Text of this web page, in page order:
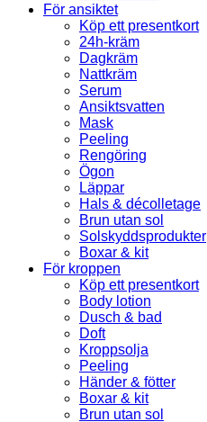
För ansiktet
Köp ett presentkort
24h-kräm
Dagkräm
Nattkräm
Serum
Ansiktsvatten
Mask
Peeling
Rengöring
Ögon
Läppar
Hals & décolletage
Brun utan sol
Solskyddsprodukter
Boxar & kit
För kroppen
Köp ett presentkort
Body lotion
Dusch & bad
Doft
Kroppsolja
Peeling
Händer & fötter
Boxar & kit
Brun utan sol